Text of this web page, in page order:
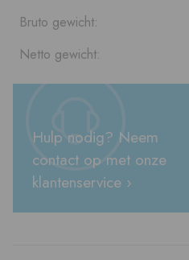
Bruto gewicht:
Netto gewicht:
Hulp nodig? Neem
contact op met onze
klantenservice ›